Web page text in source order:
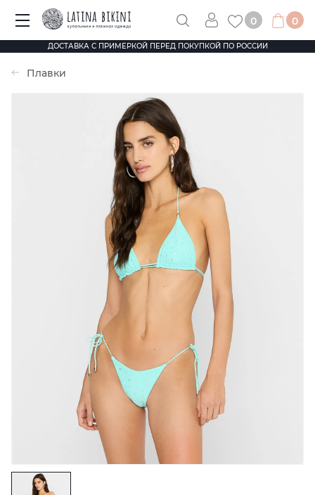
ДОСТАВКА С ПРИМЕРКОЙ ПЕРЕД ПОКУПКОЙ ПО РОССИИ
0 0
Плавки